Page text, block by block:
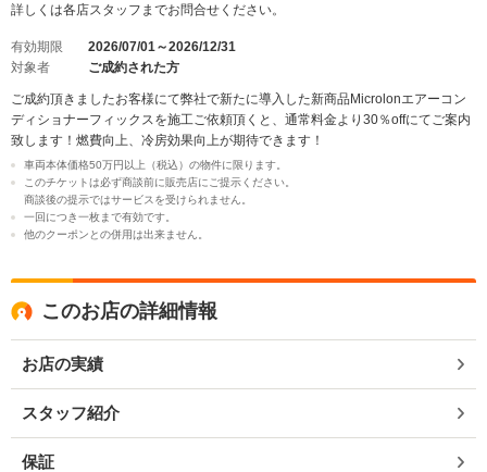
詳しくは各店スタッフまでお問合せください。
有効期限
2026/07/01～2026/12/31
対象者
ご成約された方
ご成約頂きましたお客様にて弊社で新たに導入した新商品Microlonエアーコン
ディショナーフィックスを施工ご依頼頂くと、通常料金より30％offにてご案内
致します！燃費向上、冷房効果向上が期待できます！
車両本体価格50万円以上（税込）の物件に限ります。
このチケットは必ず商談前に販売店にご提示ください。
商談後の提示ではサービスを受けられません。
一回につき一枚まで有効です。
他のクーポンとの併用は出来ません。
このお店の詳細情報
お店の実績
スタッフ紹介
保証